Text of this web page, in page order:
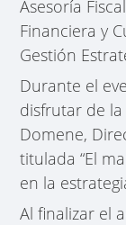
Asesoría
Financiera y
Gestión
Durante el
disfrutar de
Domene,
titulada “El
en la
Al finalizar el